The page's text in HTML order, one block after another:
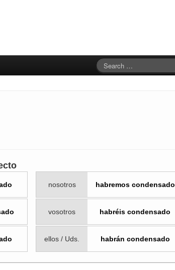
nosotros habremos condensado
vosotros habréis condensado
ellos / Uds. habrán condensado